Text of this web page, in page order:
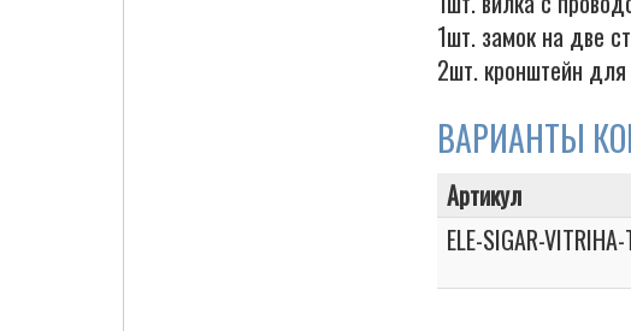
1шт. замок на две
2шт. кронштейн
ВАРИАНТЫ
Артикул
ELE-SIGAR-